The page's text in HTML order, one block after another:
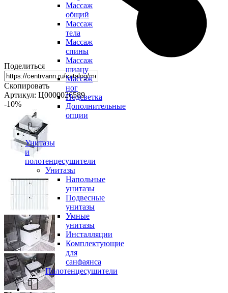
Массаж
общий
Массаж
тела
Массаж
спины
Массаж
шиацу
Массаж
ног
Подсветка
Дополнительные
опции
Унитазы
и
полотенцесушители
Унитазы
Напольные
унитазы
Подвесные
унитазы
Умные
унитазы
Инсталляции
Комплектующие
для
санфаянса
Полотенцесушители
Поделиться
Скопировать
Артикул: Ц0000026589
-10%